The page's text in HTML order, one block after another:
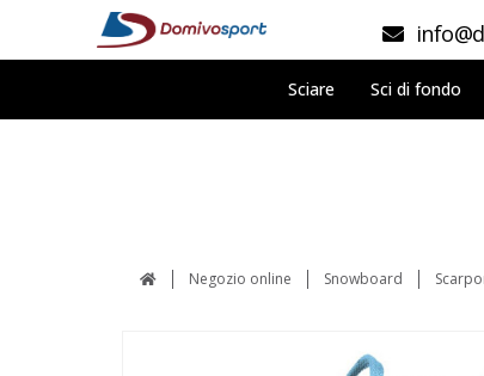
Sciare Sci di fondo
Negozio online Snowboard